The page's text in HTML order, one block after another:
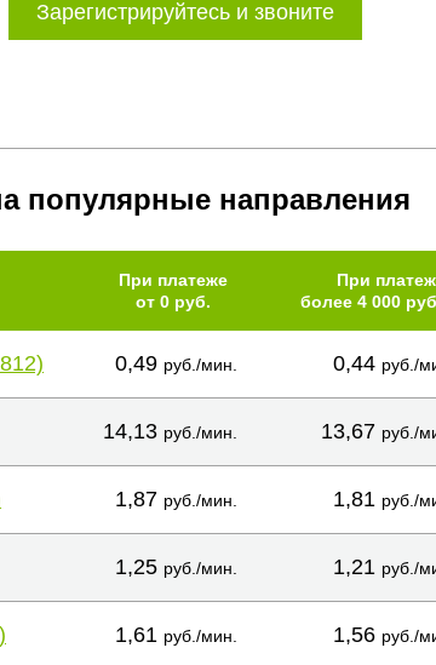
Зарегистрируйтесь и звоните
популярные направления
При платеже
от 0 руб.
При
более 4 000
0,49 руб./мин. 0,44 руб./
14,13 руб./мин. 13,67 руб./
1,87 руб./мин. 1,81 руб./
1,25 руб./мин. 1,21 руб./
1,61 руб./мин. 1,56 руб./